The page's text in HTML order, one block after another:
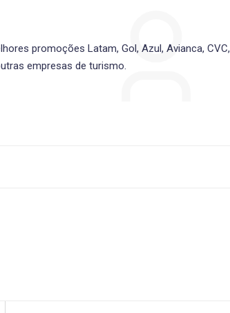
promoções Latam, Gol, Azul, Avianca, CVC,
empresas de turismo.